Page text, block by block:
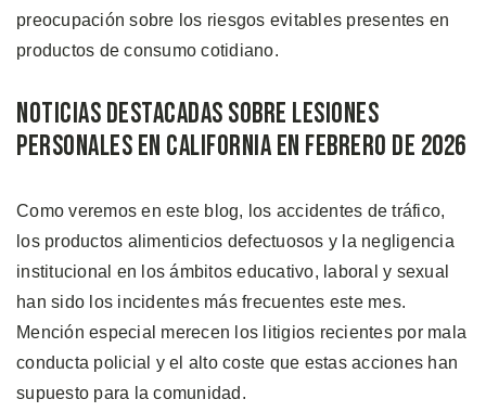
preocupación sobre los riesgos evitables presentes en
productos de consumo cotidiano.
Noticias Destacadas Sobre Lesiones
Personales en California en Febrero de 2026
Como veremos en este blog, los accidentes de tráfico,
los productos alimenticios defectuosos y la negligencia
institucional en los ámbitos educativo, laboral y sexual
han sido los incidentes más frecuentes este mes.
Mención especial merecen los litigios recientes por mala
conducta policial y el alto coste que estas acciones han
supuesto para la comunidad.